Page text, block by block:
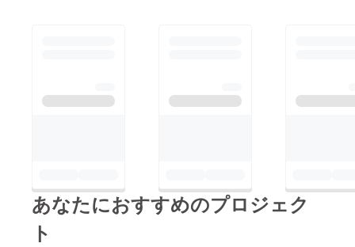
あなたにおすすめのプロジェク
ト